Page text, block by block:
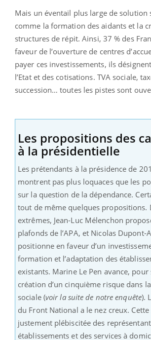
Mais un éventail plus large de solution
comme la formation des aidants et la
structures de répit. Ainsi, 37 % des
faveur de l’ouverture de centres
payer ces investissements, ils
l’Etat et des cotisations. TVA sociale,
succession… toutes les pistes sont
Les propositions des
à la présidentielle
Les prétendants à la présidence de
montrent pas plus loquaces que les
sur la question de la dépendance.
tout de même quelques propositions.
extrêmes, Jean-Luc Mélenchon
plafonds de l’APA, et Nicolas Dupont-
positionne en faveur d’un
formation et l’adaptation des
existants. Marine Le Pen avance, pour
création d’un cinquième risque dans
sociale (voir la suite de notre enquête).
du Front National a le nez creux.
justement plébiscitée des
établissements et des services à